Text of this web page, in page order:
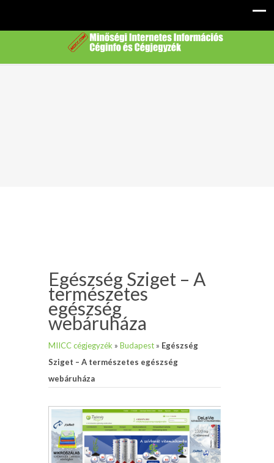
Egészség Sziget – A
természetes
egészség
webáruháza
MIICC cégjegyzék » Budapest » Egészség
Sziget – A természetes egészség
webáruháza